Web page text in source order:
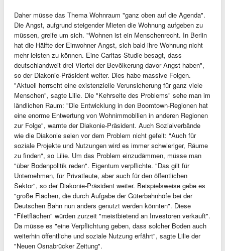
Daher müsse das Thema Wohnraum "ganz oben auf die Agenda".
Die Angst, aufgrund steigender Mieten die Wohnung aufgeben zu
müssen, greife um sich. "Wohnen ist ein Menschenrecht. In Berlin
hat die Hälfte der Einwohner Angst, sich bald ihre Wohnung nicht
mehr leisten zu können. Eine Caritas-Studie besagt, dass
deutschlandweit drei Viertel der Bevölkerung davor Angst haben",
so der Diakonie-Präsident weiter. Dies habe massive Folgen.
"Aktuell herrscht eine existenzielle Verunsicherung für ganz viele
Menschen", sagte Lilie. Die "Kehrseite des Problems" sehe man im
ländlichen Raum: "Die Entwicklung in den Boomtown-Regionen hat
eine enorme Entwertung von Wohnimmobilien in anderen Regionen
zur Folge", warnte der Diakonie-Präsident. Auch Sozialverbände
wie die Diakonie seien vor dem Problem nicht gefeit: "Auch für
soziale Projekte und Nutzungen wird es immer schwieriger, Räume
zu finden", so Lilie. Um das Problem einzudämmen, müsse man
"über Bodenpolitik reden". Eigentum verpflichte. "Das gilt für
Unternehmen, für Privatleute, aber auch für den öffentlichen
Sektor", so der Diakonie-Präsident weiter. Beispielsweise gebe es
"große Flächen, die durch Aufgabe der Güterbahnhöfe bei der
Deutschen Bahn nun anders genutzt werden könnten". Diese
"Filetflächen" würden zurzeit "meistbietend an Investoren verkauft".
Da müsse es "eine Verpflichtung geben, dass solcher Boden auch
weiterhin öffentliche und soziale Nutzung erfährt", sagte Lilie der
"Neuen Osnabrücker Zeitung".